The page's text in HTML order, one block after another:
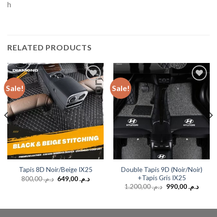
h
RELATED PRODUCTS
Sale!
Add to
wishlist
Tapis 8D Noir/Beige IX25
د.م.800,00 د.م.649,00
Sale!
Add to
wishlist
Double Tapis 9D (Noir/Noir)
+Tapis Gris IX25
د.م.1.200,00 د.م.990,00